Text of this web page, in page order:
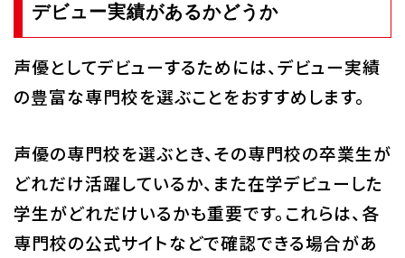
デビュー実績があるかどうか
声優としてデビューするためには、デビュー実績
の豊富な専門校を選ぶことをおすすめします。
声優の専門校を選ぶとき、その専門校の卒業生が
どれだけ活躍しているか、また在学デビューした
学生がどれだけいるかも重要です。これらは、各
専門校の公式サイトなどで確認できる場合があ